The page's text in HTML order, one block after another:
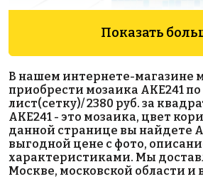
Brick White
Glossy 45x95
на сетке
295x291
3900 руб./м²
AKS009
на сетке
327x327
Показать
В нашем интернете-магазине
приобрести мозаика AKE241 по
лист(сетку)/ 2380 руб. за
AKE241 - это мозаика, цвет
данной странице вы найдете
выгодной цене с фото,
характеристиками. Мы
Москве, московской области и